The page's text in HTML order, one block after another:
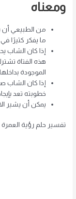
ومعناه
من الطبيعي أن
ما يفكر كثيرًا في
إذا كان الشاب
هذه الفتاة
الموجودة بداخلها.
إذا كان الشاب
خطوبته تعد
يمكن أن يشير
تفسير حلم رؤية العمرة